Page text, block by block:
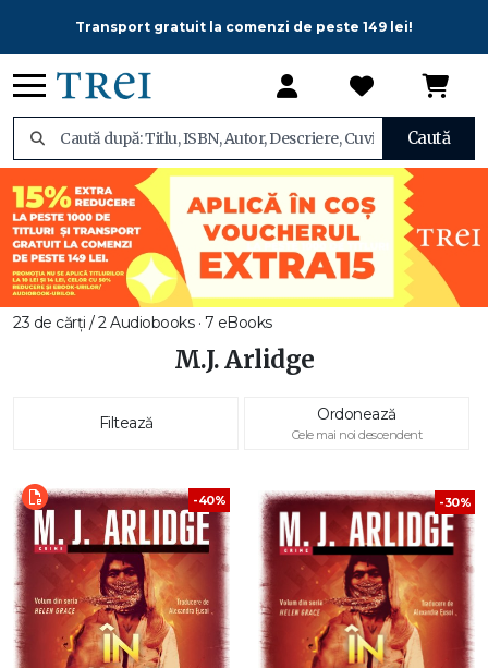
Transport gratuit la comenzi de peste 149 lei!
Caută
23 de cărți / 2 Audiobooks · 7 eBooks
M.J. Arlidge
Filtează Ordonează
Cele mai noi descendent
-40% -30%